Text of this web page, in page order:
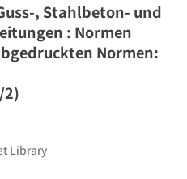
, Stahlbeton- und
: Normen
Normen:
2)
Library